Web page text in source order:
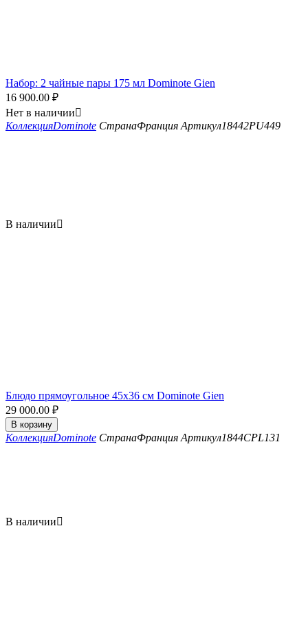
Набор: 2 чайные пары 175 мл Dominote Gien
16 900.00 ₽
Нет в наличии
КоллекцияDominote СтранаФранция Артикул18442PU449
В наличии
Блюдо прямоугольное 45x36 см Dominote Gien
29 000.00 ₽
В корзину
КоллекцияDominote СтранаФранция Артикул1844CPL131
В наличии